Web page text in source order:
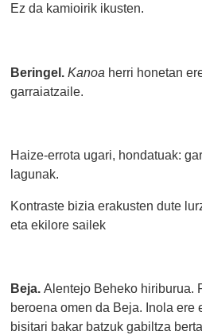
Ez da kamioirik ikusten.
Beringel. Kanoa herri honetan
garraiatzaile.
Haize-errota ugari, hondatuak:
lagunak.
Kontraste bizia erakusten dute
eta ekilore sailek
Beja.Alentejo Beheko hiriburua.
beroena omen da Beja. Inola ere
bisitari bakar batzuk gabiltza